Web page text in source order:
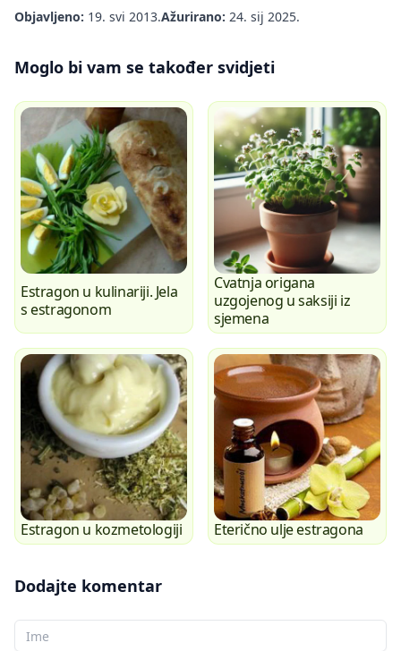
Objavljeno: 19. svi 2013.Ažurirano: 24. sij 2025.
Moglo bi vam se također svidjeti
Estragon u kulinariji. Jela
s estragonom
Cvatnja origana
uzgojenog u saksiji iz
sjemena
Estragon u kozmetologiji Eterično ulje estragona
Dodajte komentar
Vaše ime